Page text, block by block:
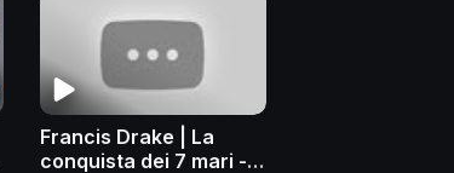
Francis Drake | La
conquista dei 7 mari -